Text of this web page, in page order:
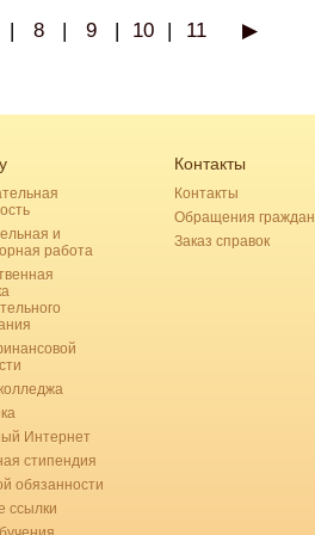
| 8 | 9 | 10 | 11 ▶
и
работа
Интернет
стипендия
обязанности
ссылки
Контакты
Контакты
Обращения граждан
Заказ справок